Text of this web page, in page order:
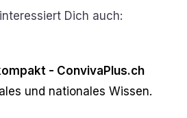
Dich auch:
- ConvivaPlus.ch
und nationales Wissen.